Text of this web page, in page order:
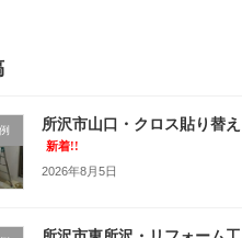
所沢市山口・クロス貼り替え
新着!!
2026年8月5日